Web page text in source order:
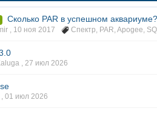
Сколько PAR в успешном
, 10 ноя 2017 Спектр PAR Apogee
, 27 июл 2026
01 июл 2026